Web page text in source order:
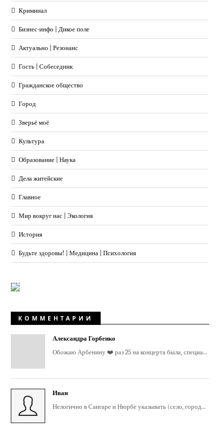
Криминал
Бизнес-инфо | Дикое поле
Актуально | Резонанс
Гость | Собеседник
Гражданское общество
Город
Зверьё моё
Культура
Образование | Наука
Дела житейские
Главное
Мир вокруг нас | Экология
История
Будьте здоровы! | Медицина | Психология
КОММЕНТАРИИ
Александра Горбенко
Обожаю Арбенину ❤️ раз 25 на концерта была, специа...
Иван
Нелогично в Сангаре и Нюрбе указывать (село, город...